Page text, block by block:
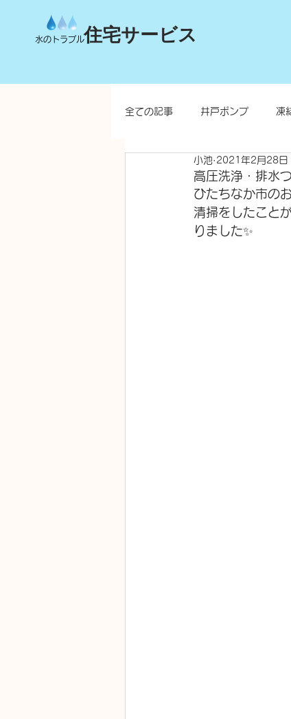
水のトラブル住宅サービス
全ての記事 井戸ポンプ 凍
洗面所 お風呂
水栓柱・不凍水栓柱
高圧洗浄・排水
小池 2021年2月28日
ひたちなか市の
清掃をしたこと
りました✨